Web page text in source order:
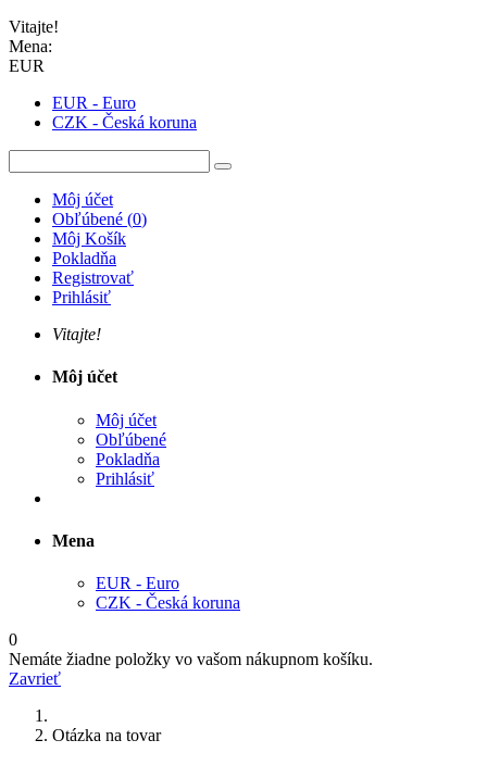
Vitajte!
Mena:
EUR
EUR - Euro
CZK - Česká koruna
Môj účet
Obľúbené (0)
Môj Košík
Pokladňa
Registrovať
Prihlásiť
Vitajte!
Môj účet
Môj účet
Obľúbené
Pokladňa
Prihlásiť
Mena
EUR - Euro
CZK - Česká koruna
0
Nemáte žiadne položky vo vašom nákupnom košíku.
Zavrieť
Otázka na tovar